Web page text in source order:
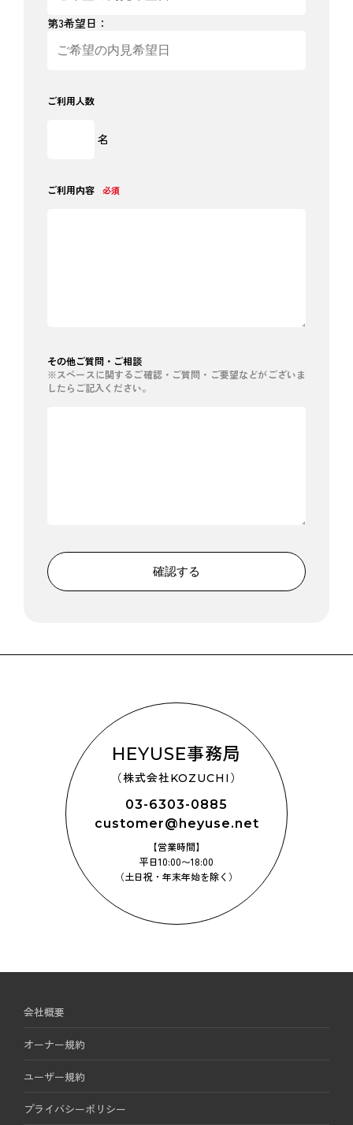
第3希望日：
ご利用人数
名
ご利用内容 必須
その他ご質問・ご相談
※スペースに関するご確認・ご質問・ご要望などがございま
したらご記入ください。
HEYUSE事務局
（株式会社KOZUCHI）
03-6303-0885
customer@heyuse.net
【営業時間】
平日10:00〜18:00
（土日祝・年末年始を除く）
会社概要
オーナー規約
ユーザー規約
プライバシーポリシー